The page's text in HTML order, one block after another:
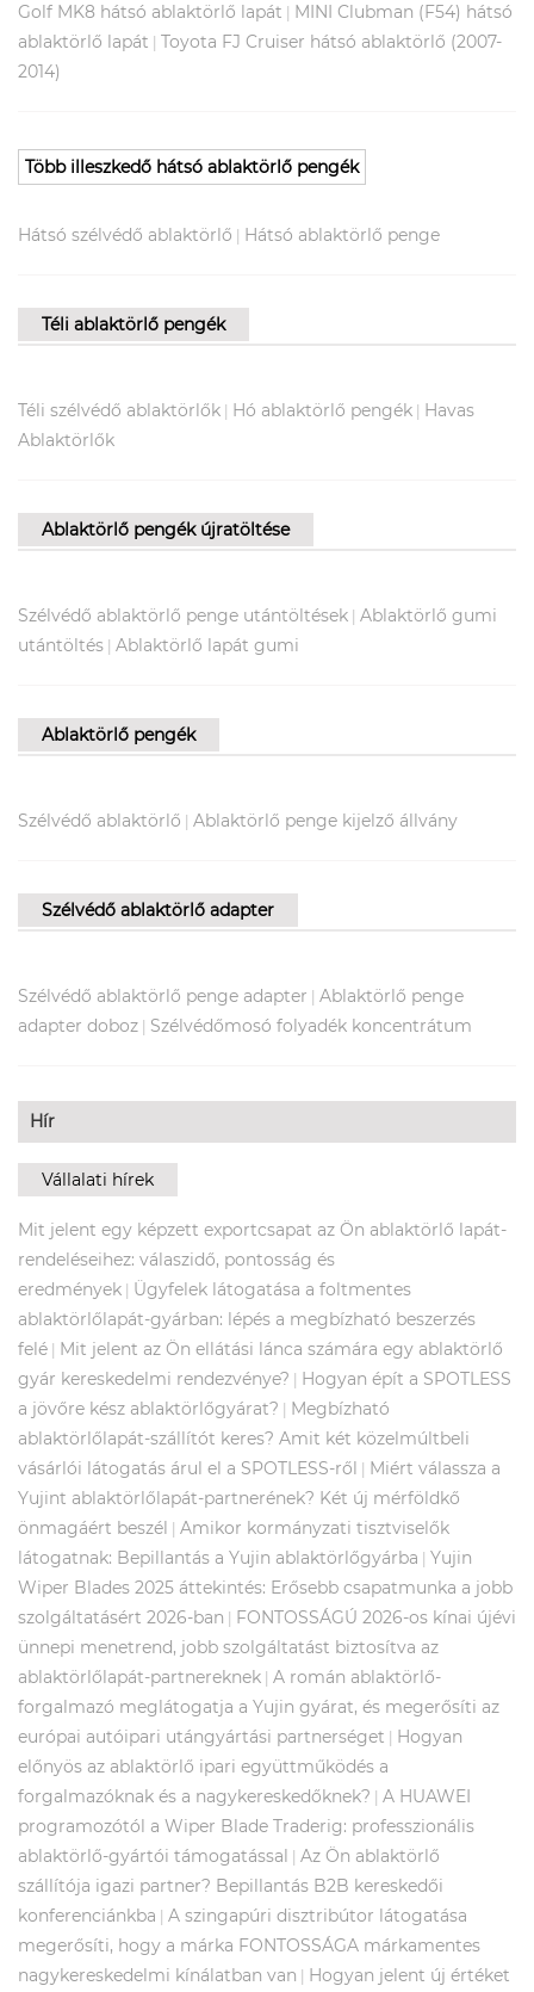
Golf MK8 hátsó ablaktörlő lapát
MINI Clubman (F54) hátsó
ablaktörlő lapát
Toyota FJ Cruiser hátsó ablaktörlő (2007-
2014)
Több illeszkedő hátsó ablaktörlő pengék
Hátsó szélvédő ablaktörlő Hátsó ablaktörlő penge
Téli ablaktörlő pengék
Téli szélvédő ablaktörlők Hó ablaktörlő pengék
Havas
Ablaktörlők
Ablaktörlő pengék újratöltése
Szélvédő ablaktörlő penge utántöltések Ablaktörlő gumi
utántöltés Ablaktörlő lapát gumi
Ablaktörlő pengék
Szélvédő ablaktörlő Ablaktörlő penge kijelző állvány
Szélvédő ablaktörlő adapter
Szélvédő ablaktörlő penge adapter
Ablaktörlő penge
adapter doboz
Szélvédőmosó folyadék koncentrátum
Hír
Vállalati hírek
Mit jelent egy képzett exportcsapat az Ön ablaktörlő lapát-
rendeléseihez: válaszidő, pontosság és
eredmények
Ügyfelek látogatása a foltmentes
ablaktörlőlapát-gyárban: lépés a megbízható beszerzés
felé
Mit jelent az Ön ellátási lánca számára egy ablaktörlő
gyár kereskedelmi rendezvénye?
Hogyan épít a SPOTLESS
a jövőre kész ablaktörlőgyárat?
Megbízható
ablaktörlőlapát-szállítót keres? Amit két közelmúltbeli
vásárlói látogatás árul el a SPOTLESS-ről
Miért válassza a
Yujint ablaktörlőlapát-partnerének? Két új mérföldkő
önmagáért beszél
Amikor kormányzati tisztviselők
látogatnak: Bepillantás a Yujin ablaktörlőgyárba
Yujin
Wiper Blades 2025 áttekintés: Erősebb csapatmunka a jobb
szolgáltatásért 2026-ban
FONTOSSÁGÚ 2026-os kínai újévi
ünnepi menetrend, jobb szolgáltatást biztosítva az
ablaktörlőlapát-partnereknek A román ablaktörlő-
forgalmazó meglátogatja a Yujin gyárat, és megerősíti az
európai autóipari utángyártási partnerséget
Hogyan
előnyös az ablaktörlő ipari együttműködés a
forgalmazóknak és a nagykereskedőknek?
A HUAWEI
programozótól a Wiper Blade Traderig: professzionális
ablaktörlő-gyártói támogatással
Az Ön ablaktörlő
szállítója igazi partner? Bepillantás B2B kereskedői
konferenciánkba
A szingapúri disztribútor látogatása
megerősíti, hogy a márka FONTOSSÁGA márkamentes
nagykereskedelmi kínálatban van
Hogyan jelent új értéket